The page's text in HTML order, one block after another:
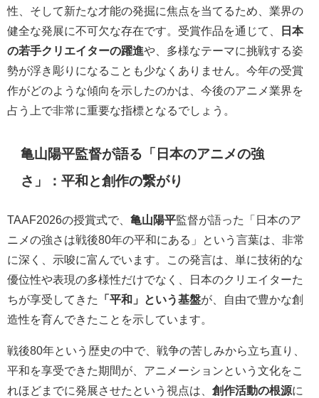
性、そして新たな才能の発掘に焦点を当てるため、業界の
健全な発展に不可欠な存在です。受賞作品を通じて、
日本
の若手クリエイターの躍進や、多様なテーマに挑戦する姿
勢が浮き彫りになることも少なくありません。今年の受賞
作がどのような傾向を示したのかは、今後のアニメ業界を
占う上で非常に重要な指標となるでしょう。
亀山陽平監督が語る「日本のアニメの強
さ」：平和と創作の繋がり
TAAF2026の授賞式で、 亀山陽平監督が語った「日本のア
ニメの強さは戦後80年の平和にある」という言葉は、非常
に深く、示唆に富んでいます。この発言は、単に技術的な
優位性や表現の多様性だけでなく、日本のクリエイターた
ちが享受してきた
「平和」という基盤が、自由で豊かな創
造性を育んできたことを示しています。
戦後80年という歴史の中で、戦争の苦しみから立ち直り、
平和を享受できた期間が、アニメーションという文化をこ
れほどまでに発展させたという視点は、 創作活動の根源に